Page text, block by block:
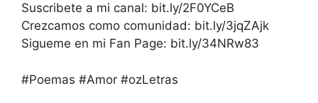
Suscribete a mi canal: bit.ly/2F0YCeB
Crezcamos como comunidad: bit.ly/3jqZAjk
Sigueme en mi Fan Page: bit.ly/34NRw83
#Poemas #Amor #ozLetras